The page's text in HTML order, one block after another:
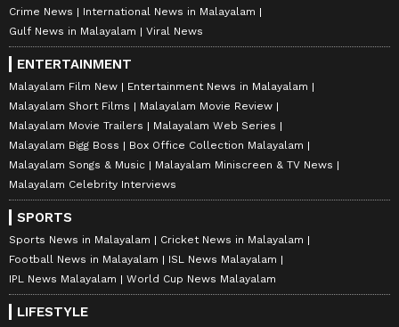
Crime News
International News in Malayalam
Gulf News in Malayalam
Viral News
ENTERTAINMENT
Malayalam Film New
Entertainment News in Malayalam
Malayalam Short Films
Malayalam Movie Review
Malayalam Movie Trailers
Malayalam Web Series
Malayalam Bigg Boss
Box Office Collection Malayalam
Malayalam Songs & Music
Malayalam Miniscreen & TV News
Malayalam Celebrity Interviews
SPORTS
Sports News in Malayalam
Cricket News in Malayalam
Football News in Malayalam
ISL News Malayalam
IPL News Malayalam
World Cup News Malayalam
LIFESTYLE